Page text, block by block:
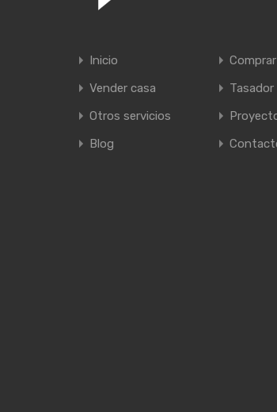
Inicio
Vender casa
Tasador
Otros servicios
Blog